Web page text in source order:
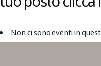
Non ci sono eventi in